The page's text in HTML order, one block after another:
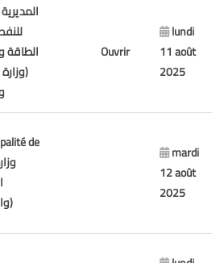
الطاقة
Ouvrir
lundi
11 août
2025
de
والبلديات)
mardi
12 août
2025